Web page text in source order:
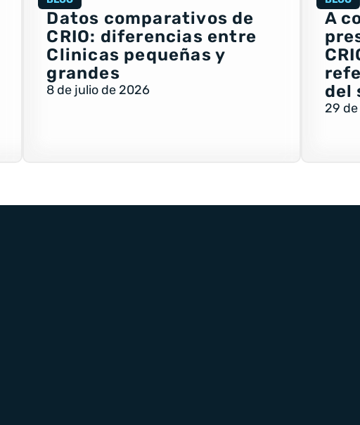
Datos comparativos de
CRIO: diferencias entre
Clinicas pequeñas y
grandes
8 de julio de 2026
A
del
29